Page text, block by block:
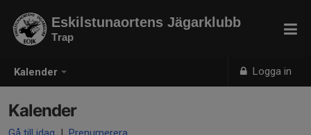
Kalender Logga in
Eskilstunaortens Jägarklubb
Trap
Kalender